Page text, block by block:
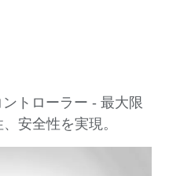
トローラー - 最大限
安全性を実現。